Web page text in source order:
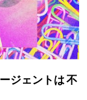
ジェントは不